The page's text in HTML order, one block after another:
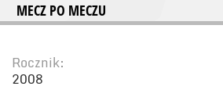
MECZ PO MECZU
Rocznik:
2008